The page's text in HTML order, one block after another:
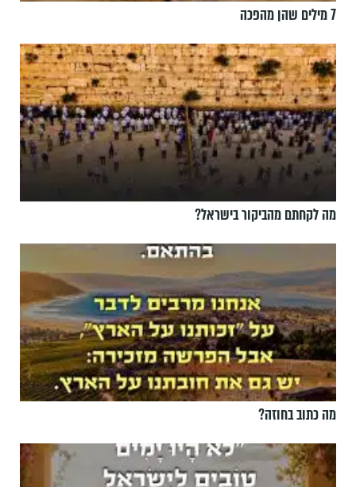
7 מילים שהן מהפכה
מה לקחתם מהביקור בישראל?
מה כתוב בחוזה?